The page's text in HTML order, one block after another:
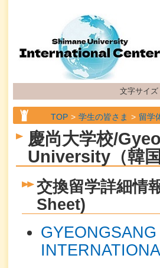
文字サイズ
TOP 学生の皆さま 留学
慶尚大学校/
University（韓国
交換留学詳細情
Sheet)